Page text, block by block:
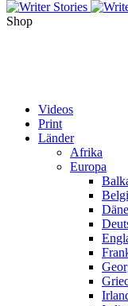
Shop
Videos
Print
Länder
Afrika
Europa